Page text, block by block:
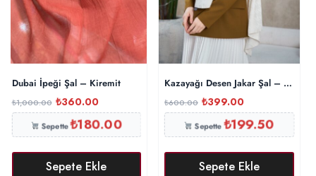
Dubai İpeği Şal – Kiremit
₺1,000.00 ₺360.00
Sepette₺180.00
Sepete Ekle
Kazayağı Desen Jakar Şal – Ekru
₺600.00 ₺399.00
Sepette₺199.50
Sepete Ekle